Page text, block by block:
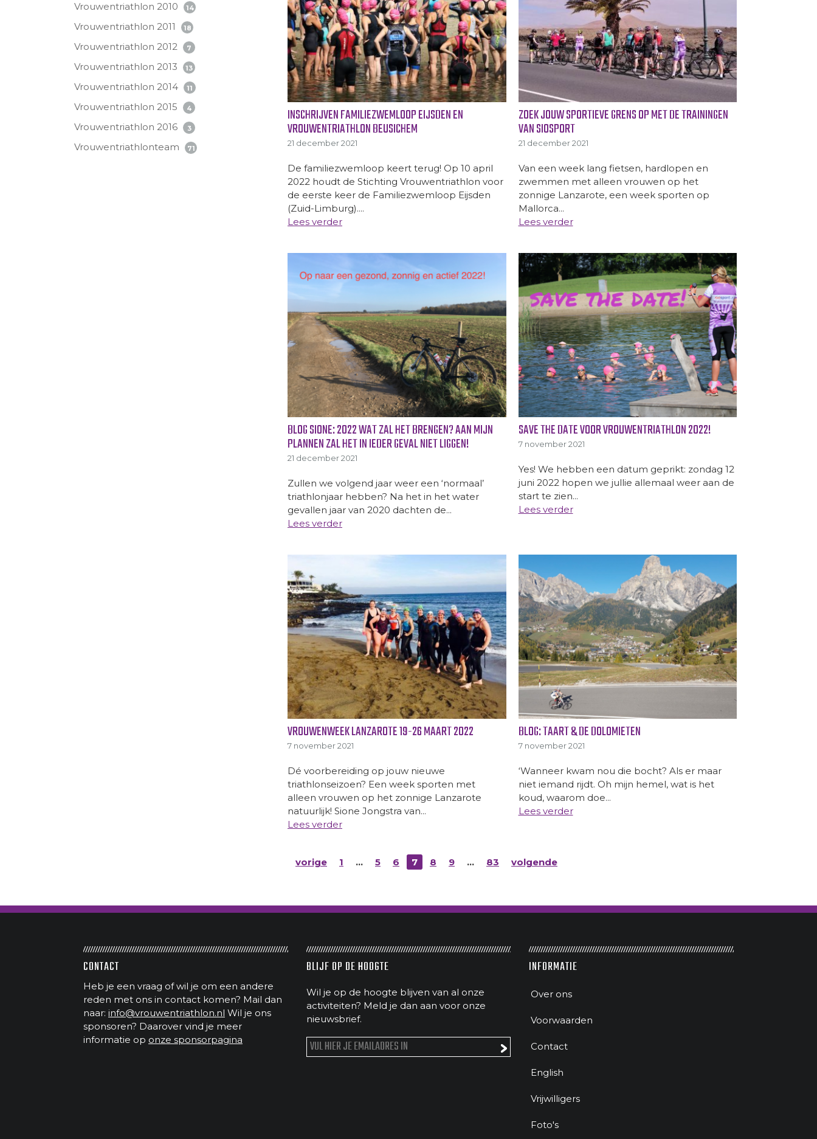
Vrouwentriathlon 2010 14
Vrouwentriathlon 2011 18
Vrouwentriathlon 2012 7
Vrouwentriathlon 2013 13
Vrouwentriathlon 2014 11
Vrouwentriathlon 2015 4
Vrouwentriathlon 2016 3
Vrouwentriathlonteam 71
INSCHRIJVEN FAMILIEZWEMLOOP EIJSDEN EN
VROUWENTRIATHLON BEUSICHEM
21 december 2021
De familiezwemloop keert terug! Op 10 april
2022 houdt de Stichting Vrouwentriathlon voor
de eerste keer de Familiezwemloop Eijsden
(Zuid-Limburg)....
Lees verder
ZOEK JOUW SPORTIEVE GRENS OP MET DE TRAININGEN
VAN SIOSPORT
21 december 2021
Van een week lang fietsen, hardlopen en
zwemmen met alleen vrouwen op het
zonnige Lanzarote, een week sporten op
Mallorca...
Lees verder
BLOG SIONE: 2022 WAT ZAL HET BRENGEN? AAN MIJN
PLANNEN ZAL HET IN IEDER GEVAL NIET LIGGEN!
21 december 2021
Zullen we volgend jaar weer een ‘normaal’
triathlonjaar hebben? Na het in het water
gevallen jaar van 2020 dachten de...
Lees verder
SAVE THE DATE VOOR VROUWENTRIATHLON 2022!
7 november 2021
Yes! We hebben een datum geprikt: zondag 12
juni 2022 hopen we jullie allemaal weer aan de
start te zien...
Lees verder
VROUWENWEEK LANZAROTE 19-26 MAART 2022
7 november 2021
Dé voorbereiding op jouw nieuwe
triathlonseizoen? Een week sporten met
alleen vrouwen op het zonnige Lanzarote
natuurlijk! Sione Jongstra van...
Lees verder
BLOG: TAART & DE DOLOMIETEN
7 november 2021
‘Wanneer kwam nou die bocht? Als er maar
niet iemand rijdt. Oh mijn hemel, wat is het
koud, waarom doe...
Lees verder
vorige 1 … 5 6 7 8 9 … 83 volgende
CONTACT
Heb je een vraag of wil je om een andere
reden met ons in contact komen? Mail dan
naar: info@vrouwentriathlon.nl Wil je ons
sponsoren? Daarover vind je meer
informatie op onze sponsorpagina
BLIJF OP DE HOOGTE
Wil je op de hoogte blijven van al onze
activiteiten? Meld je dan aan voor onze
nieuwsbrief.
INFORMATIE
Over ons
Voorwaarden
Contact
English
Vrijwilligers
Foto's